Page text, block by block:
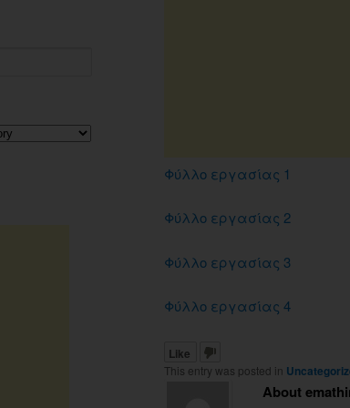
Φύλλο εργασίας 1
Φύλλο εργασίας 2
Φύλλο εργασίας 3
Φύλλο εργασίας 4
Like
This entry was posted in
About